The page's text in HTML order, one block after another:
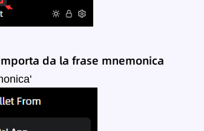
da la frase mnemonica